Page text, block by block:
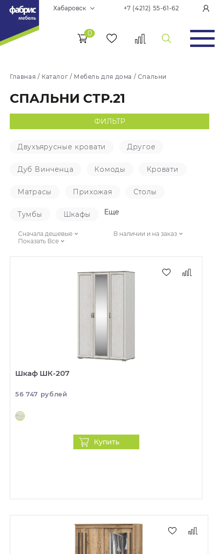
Хабаровск +7 (4212) 55-61-62
0
Главная / Каталог / Мебель для дома / Спальни
СПАЛЬНИ СТР.21
ФИЛЬТР
Двухъярусные кровати Другое
Дуб Винченца Комоды Кровати
Матрасы Прихожая Столы
Тумбы Шкафы Еще
Сначала дешевые
В наличии и на заказ
Показать Все
Шкаф ШК-207
56 747 рублей
Купить